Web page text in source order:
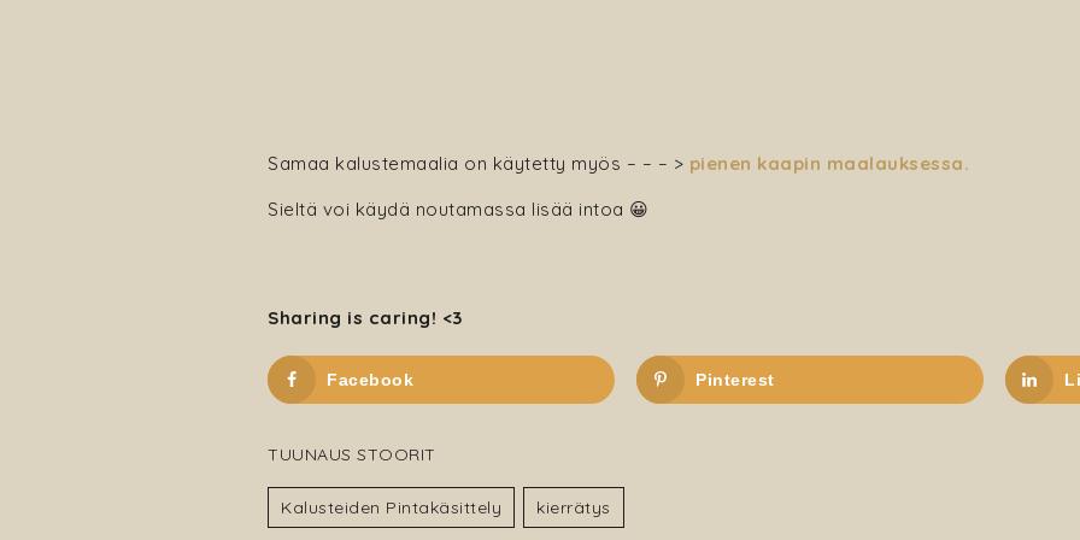
Samaa kalustemaalia on käytetty myös – – – > pienen kaapin maalauksessa.
Sieltä voi käydä noutamassa lisää intoa 😀
Sharing is caring! <3
Facebook Pinterest
TUUNAUS STOORIT
Kalusteiden Pintakäsittely Kierrätys